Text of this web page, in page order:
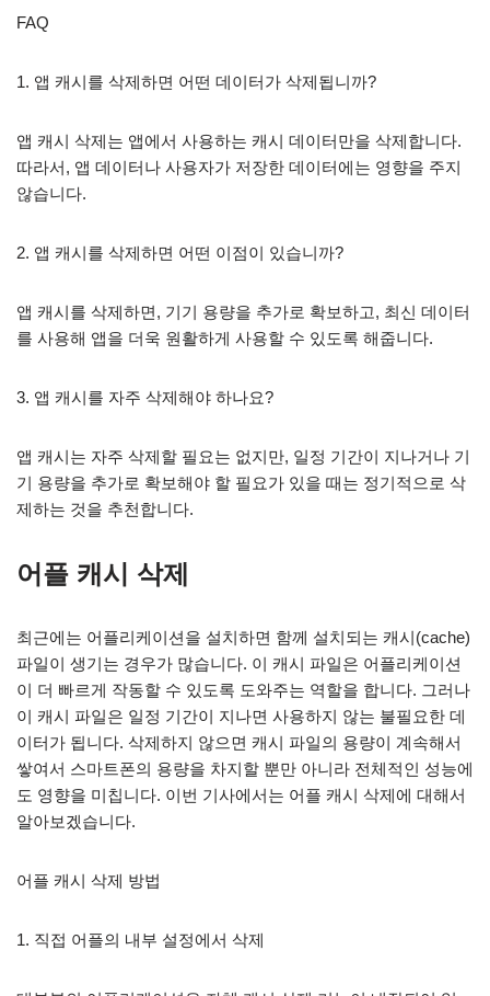
FAQ
1. 앱 캐시를 삭제하면 어떤 데이터가 삭제됩니까?
앱 캐시 삭제는 앱에서 사용하는 캐시 데이터만을 삭제합니다.
따라서, 앱 데이터나 사용자가 저장한 데이터에는 영향을 주지
않습니다.
2. 앱 캐시를 삭제하면 어떤 이점이 있습니까?
앱 캐시를 삭제하면, 기기 용량을 추가로 확보하고, 최신 데이터
를 사용해 앱을 더욱 원활하게 사용할 수 있도록 해줍니다.
3. 앱 캐시를 자주 삭제해야 하나요?
앱 캐시는 자주 삭제할 필요는 없지만, 일정 기간이 지나거나 기
기 용량을 추가로 확보해야 할 필요가 있을 때는 정기적으로 삭
제하는 것을 추천합니다.
어플 캐시 삭제
최근에는 어플리케이션을 설치하면 함께 설치되는 캐시(cache)
파일이 생기는 경우가 많습니다. 이 캐시 파일은 어플리케이션
이 더 빠르게 작동할 수 있도록 도와주는 역할을 합니다. 그러나
이 캐시 파일은 일정 기간이 지나면 사용하지 않는 불필요한 데
이터가 됩니다. 삭제하지 않으면 캐시 파일의 용량이 계속해서
쌓여서 스마트폰의 용량을 차지할 뿐만 아니라 전체적인 성능에
도 영향을 미칩니다. 이번 기사에서는 어플 캐시 삭제에 대해서
알아보겠습니다.
어플 캐시 삭제 방법
1. 직접 어플의 내부 설정에서 삭제